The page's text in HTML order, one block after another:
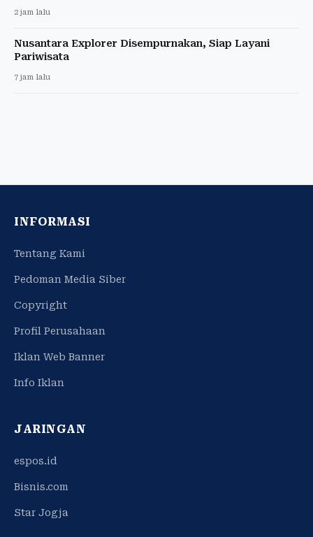
2 jam lalu
Nusantara Explorer Disempurnakan, Siap Layani
Pariwisata
7 jam lalu
INFORMASI
Tentang Kami
Pedoman Media Siber
Copyright
Profil Perusahaan
Iklan Web Banner
Info Iklan
JARINGAN
espos.id
Bisnis.com
Star Jogja